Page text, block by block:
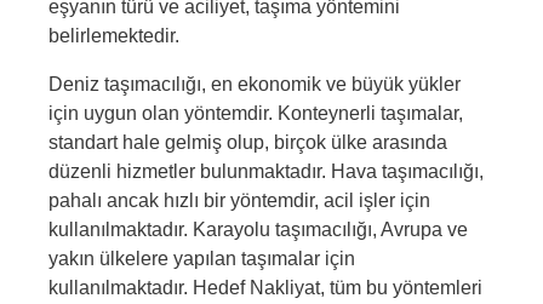
eşyanın türü ve aciliyet, taşıma yöntemini
belirlemektedir.
Deniz taşımacılığı, en ekonomik ve büyük yükler
için uygun olan yöntemdir. Konteynerli taşımalar,
standart hale gelmiş olup, birçok ülke arasında
düzenli hizmetler bulunmaktadır. Hava taşımacılığı,
pahalı ancak hızlı bir yöntemdir, acil işler için
kullanılmaktadır. Karayolu taşımacılığı, Avrupa ve
yakın ülkelere yapılan taşımalar için
kullanılmaktadır. Hedef Nakliyat, tüm bu yöntemleri